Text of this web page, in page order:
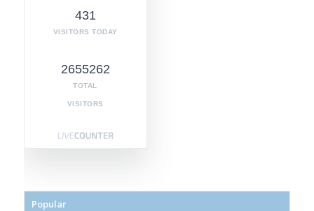
431
VISITORS TODAY
2655262
TOTAL
VISITORS
Popular